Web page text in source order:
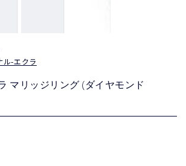
-エクラ
マリッジリング (ダイヤモンド